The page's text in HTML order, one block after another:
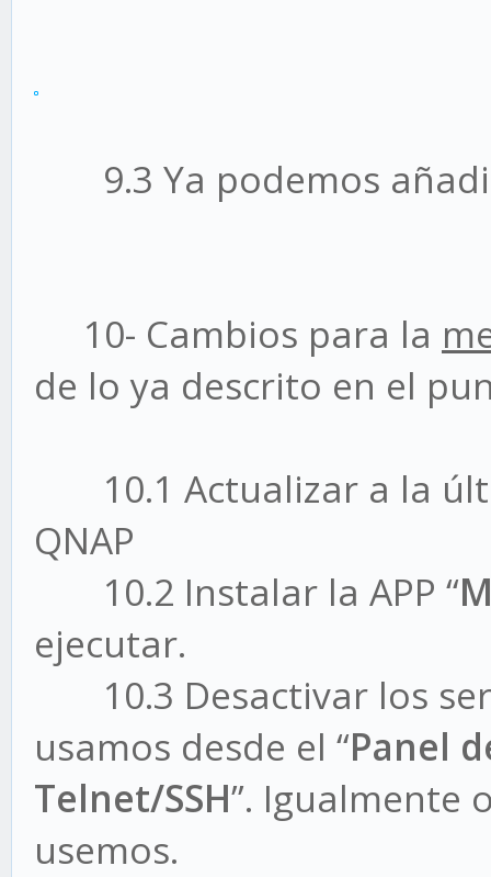
9.3 Ya podemos
10- Cambios para la
de lo ya descrito en el
10.1 Actualizar a la
QNAP
10.2 Instalar la APP “
ejecutar.
10.3 Desactivar los
usamos desde el “Panel
Telnet/SSH”. Igualmente
usemos.